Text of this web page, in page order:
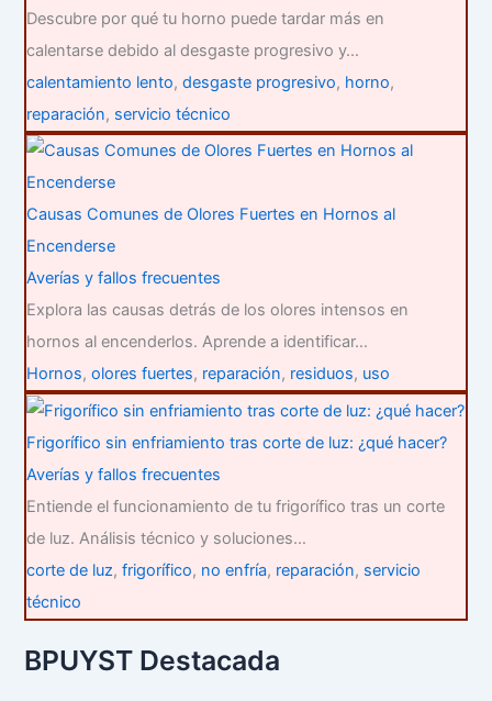
Descubre por qué tu horno puede tardar más en
calentarse debido al desgaste progresivo y…
calentamiento lento,desgaste progresivo, horno,
reparación, servicio técnico
Causas Comunes de Olores Fuertes en Hornos al
Encenderse
Averías y fallos frecuentes
Explora las causas detrás de los olores intensos en
hornos al encenderlos. Aprende a identificar…
Hornos,olores fuertes, reparación, residuos, uso
Frigorífico sin enfriamiento tras corte de luz: ¿qué hacer?
Averías y fallos frecuentes
Entiende el funcionamiento de tu frigorífico tras un corte
de luz. Análisis técnico y soluciones…
corte de luz,frigorífico, no enfría, reparación, servicio
técnico
BPUYST Destacada